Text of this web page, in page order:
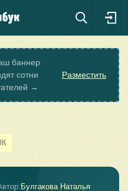
баннер
сотни
→
Разместить
Булгакова Наталья